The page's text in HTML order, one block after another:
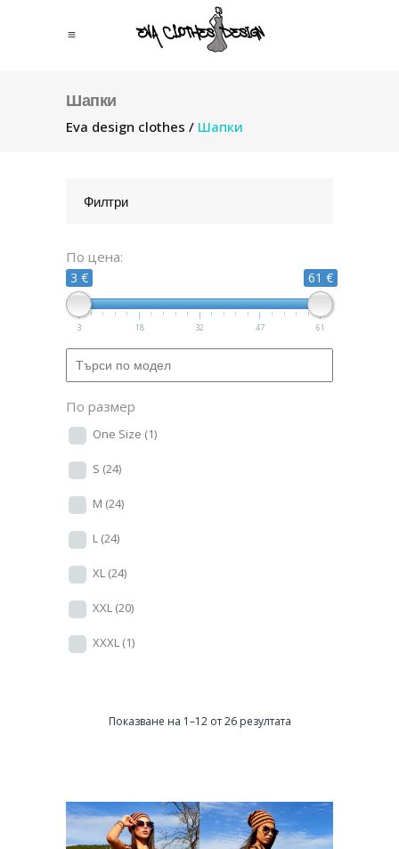
Шапки
Eva design clothes / Шапки
Филтри
По цена:
3 € 61 €
3 18 32 47 61
По размер
One Size (1)
S (24)
M (24)
L (24)
XL (24)
XXL (20)
XXXL (1)
Показване на 1–12 от 26 резултата